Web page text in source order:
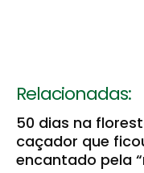
Relacionadas:
50 dias na
caçador que
encantado pela